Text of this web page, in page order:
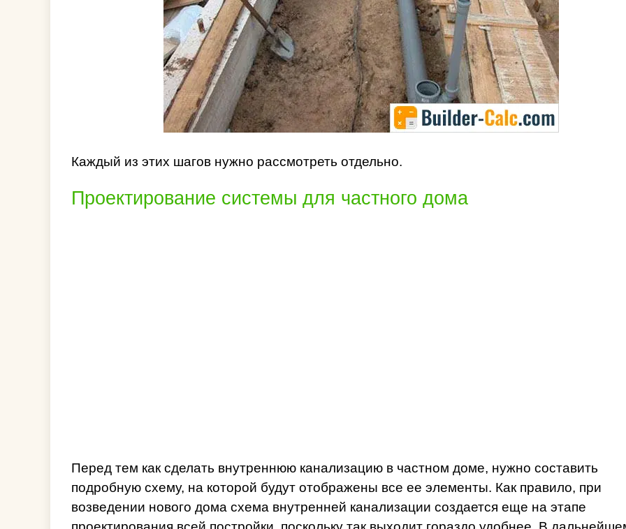
Каждый из этих шагов нужно рассмотреть отдельно.
Проектирование системы для частного дома
Перед тем как сделать внутреннюю канализацию в частном доме, нужно составить
подробную схему, на которой будут отображены все ее элементы. Как правило, при
возведении нового дома схема внутренней канализации создается еще на этапе